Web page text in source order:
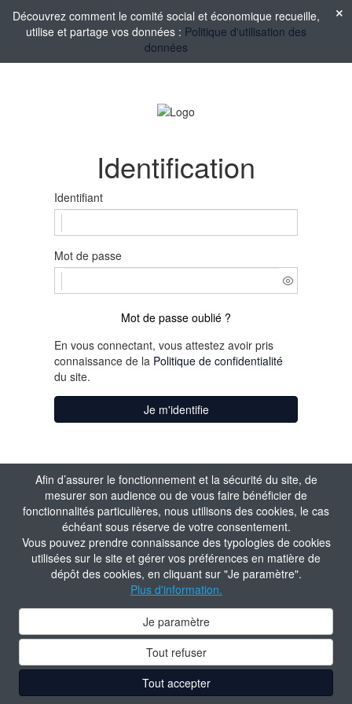
Afin d’assurer le fonctionnement et la sécurité du site, de
mesurer son audience ou de vous faire bénéficier de
fonctionnalités particulières, nous utilisons des cookies, le cas
échéant sous réserve de votre consentement.
Vous pouvez prendre connaissance des typologies de cookies
utilisées sur le site et gérer vos préférences en matière de
dépôt des cookies, en cliquant sur "Je paramètre".
Plus d'information.
Je paramètre
Tout refuser
Tout accepter
Découvrez comment le comité social et économique recueille,
utilise et partage vos données : Politique d'utilisation des
données
Identification
Identifiant
Mot de passe
Mot de passe oublié ?
En vous connectant, vous attestez avoir pris
connaissance de la Politique de confidentialité
du site.
Je m'identifie